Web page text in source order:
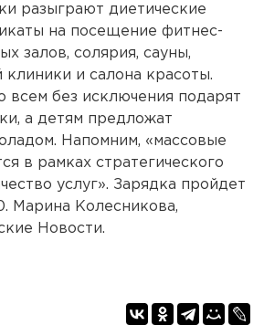
разыграют диетические
на посещение фитнес-
залов, солярия, сауны,
клиники и салона красоты.
всем без исключения подарят
а детям предложат
Напомним, «массовые
в рамках стратегического
услуг». Зарядка пройдет
Марина Колесникова,
Новости.